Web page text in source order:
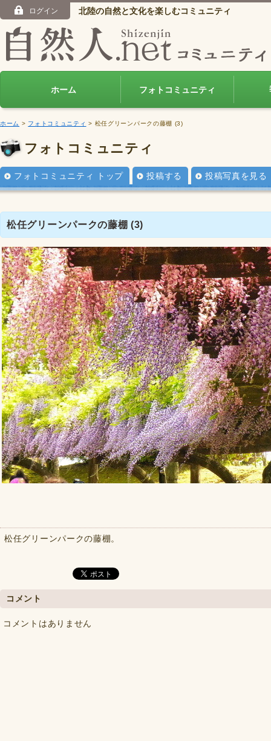
ログイン 北陸の自然と文化を楽しむコミュニティ
ホーム フォトコミュニティ
ホーム > フォトコミュニティ > 松任グリーンパークの藤棚 (3)
フォトコミュニティ
フォトコミュニティ トップ 投稿する 投稿写真を見る
松任グリーンパークの藤棚 (3)
松任グリーンパークの藤棚。
コメント
コメントはありません